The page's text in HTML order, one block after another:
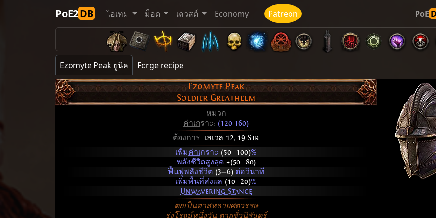
PoE2DB ไอเทม ม็อด เควสต์ Economy Patreon PoE
Ezomyte Peak ยูนิค
Forge recipe
Ezomyte Peak
Soldier Greathelm
หมวก
ค่าเกราะ: (120-160)
ต้องการ: เลเวล 12, 19 Str
เพิ่มค่าเกราะ (50—100)%
พลังชีวิตสูงสุด +(50—80)
ฟื้นฟูพลังชีวิต (3—6)ต่อวินาที
เพิ่มพื้นที่ส่งผล (10—20)%
Unwavering Stance
ตกเป็นทาสหลายศตวรรษ
รุ่งโรจน์หนึ่งวัน ตายชั่วนิรันดร์